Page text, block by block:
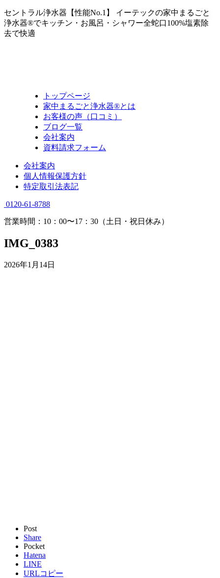
セントラル浄水器【性能No.1】 イーテックの家中まるごと
浄水器®でキッチン・お風呂・シャワー全蛇口100%塩素除
去で快適
トップページ
家中まるごと浄水器®とは
お客様の声（口コミ）
ブログ一覧
会社案内
資料請求フォーム
会社案内
個人情報保護方針
特定取引法表記
0120-61-8788
営業時間：10：00〜17：30（土日・祝日休み）
IMG_0383
2026年1月14日
Post
Share
Pocket
Hatena
LINE
URLコピー